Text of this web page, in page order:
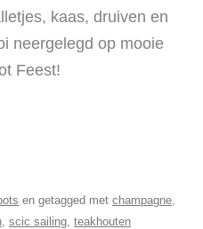
kaas, druiven en
neergelegd op mooie
Feest!
en getagged met champagne,
, scic sailing, teakhouten